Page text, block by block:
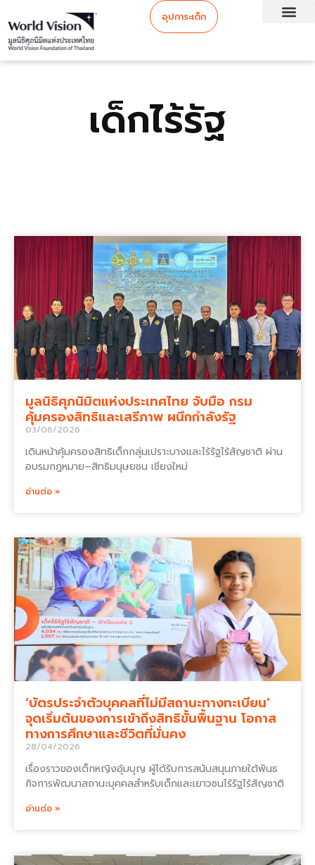
อุปการะเด็ก
เด็กไร้รัฐ
มูลนิธิศุภนิมิตแห่งประเทศไทย จับมือ กรม
คุ้มครองสิทธิและเสรีภาพ ผนึกกำลังรัฐ
03/06/2026
เดินหน้าคุ้มครองสิทธิเด็กกลุ่มเปราะบางและไร้รัฐไร้สัญชาติ ผ่าน
อบรมกฎหมาย–สิทธิมนุษยชน เชียงใหม่
อ่านต่อ »
‘บัตรประจำตัวบุคคลที่ไม่มีสถานะทางทะเบียน’
จุดเริ่มต้นของการเข้าถึงสิทธิขั้นพื้นฐาน โอกาส
ทางการศึกษาและชีวิตที่มั่นคง
28/04/2026
เรื่องราวของเด็กหญิงอุ้มบุญ ผู้ได้รับการสนับสนุนภายใต้พันธ
กิจการพัฒนาสถานะบุคคลสำหรับเด็กและเยาวชนไร้รัฐไร้สัญชาติ
อ่านต่อ »